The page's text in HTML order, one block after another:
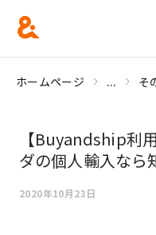
ホームページ ... そ
【Buyandship利
ダの個人輸入なら
2020年10月23日